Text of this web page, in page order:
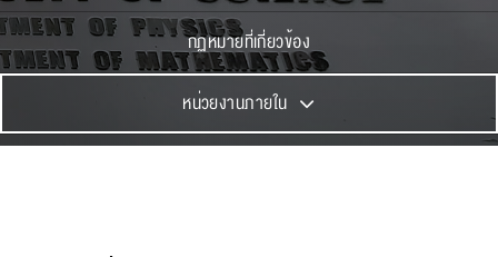
กฏหมายที่เกี่ยวข้อง
หน่วยงานภายใน